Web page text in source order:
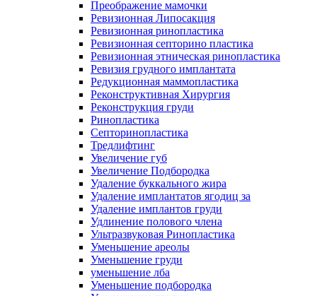
Преображение мамочки
Ревизионная Липосакция
Ревизионная ринопластика
Ревизионная септорино пластика
Ревизионная этническая ринопластика
Ревизия грудного имплантата
Редукционная маммопластика
Реконструктивная Хирургия
Реконструкция груди
Ринопластика
Септоринопластика
Тредлифтинг
Увеличение губ
Увеличение Подбородка
Удаление буккального жира
Удаление имплантатов ягодиц за
Удаление имплантов груди
Удлинение полового члена
Ультразвуковая Ринопластика
Уменьшение ареолы
Уменьшение груди
уменьшение лба
Уменьшение подбородка